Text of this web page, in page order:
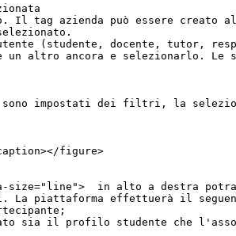
sono impostati dei filtri, la
figure>
La piattaforma effettuerà il